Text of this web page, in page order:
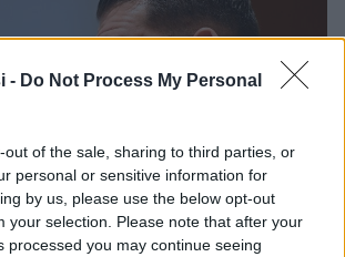
- Do Not Process My Personal
out of the sale, sharing to third parties, or
personal or sensitive information for
by us, please use the below opt-out
your selection. Please note that after your
processed you may continue seeing
2 / 3